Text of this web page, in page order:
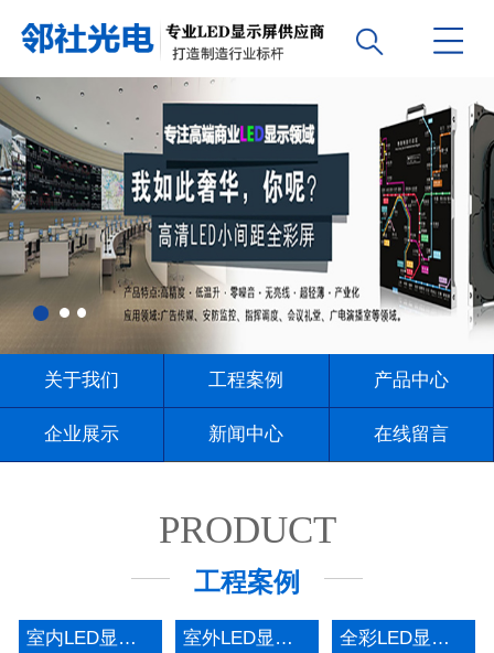
关于我们 工程案例 产品中心
企业展示 新闻中心 在线留言
PRODUCT
工程案例
室内LED显示屏 室外LED显示屏 全彩LED显示屏